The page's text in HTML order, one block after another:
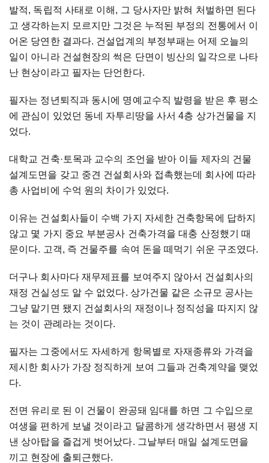
발적, 독립적 사태로 이해, 그 당사자만 밝혀 처벌하면 된다
고 생각하는지 모르지만 그것은 누적된 부정의 전통에서 이
어온 당연한 결과다. 건설업계의 부정부패는 어제 오늘의
일이 아니라 건설현장의 썩은 단면이 빙산의 일각으로 나타
난 현상이라고 필자는 단언한다.
필자는 정년퇴직과 동시에 명예교수직 발령을 받은 후 평소
에 관심이 있었던 동네 자투리땅을 사서 4층 상가건물을 지
었다.
대학교 건축· 토목과 교수의 조언을 받아 이들 제자의 건물
설계도면을 갖고 중견 건설회사와 접촉했는데 회사에 따라
총 사업비에 수억 원의 차이가 있었다.
이유는 건설회사들이 수백 가지 자세한 건축항목에 답하지
않고 몇 가지 중요 부분공사 건축가격을 대충 산정했기 때
문이다. 고객, 즉 건물주를 속여 돈을 떼먹기 쉬운 구조였다.
더구나 회사마다 재무제표를 보여주지 않아서 건설회사의
재정 건실성도 알 수 없었다. 상가건물 같은 소규모 공사는
그냥 맡기면 됐지 건설회사의 재정이나 정직성을 따지지 않
는 것이 관례라는 것이다.
필자는 그중에서도 자세하게 항목별로 자재종류와 가격을
제시한 회사가 가장 정직하게 보여 그들과 건축계약을 맺었
다.
전면 유리로 된 이 건물이 완공돼 임대를 하면 그 수입으로
여생을 편하게 보낼 것이라고 달콤하게 생각하면서 평생 지
낸 상아탑을 즐겁게 벗어났다. 그날부터 매일 설계도면을
끼고 현장에 출퇴근했다.